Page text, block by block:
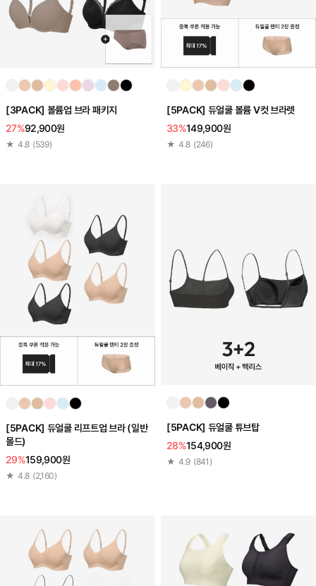
[3PACK] 볼륨업 브라 패키지
27%92,900원
★ 4.8 (539)
[5PACK] 듀얼쿨 볼륨 V컷 브라렛
33%149,900원
★ 4.8 (246)
[5PACK] 듀얼쿨 리프트업 브라 (일반
몰드)
29%159,900원
★ 4.8 (2,160)
[5PACK] 듀얼쿨 튜브탑
28%154,900원
★ 4.9 (841 )